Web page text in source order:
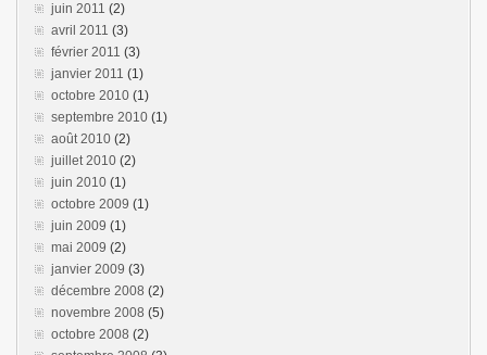
juin 2011 (2)
avril 2011 (3)
février 2011 (3)
janvier 2011 (1)
octobre 2010 (1)
septembre 2010 (1)
août 2010 (2)
juillet 2010 (2)
juin 2010 (1)
octobre 2009 (1)
juin 2009 (1)
mai 2009 (2)
janvier 2009 (3)
décembre 2008 (2)
novembre 2008 (5)
octobre 2008 (2)